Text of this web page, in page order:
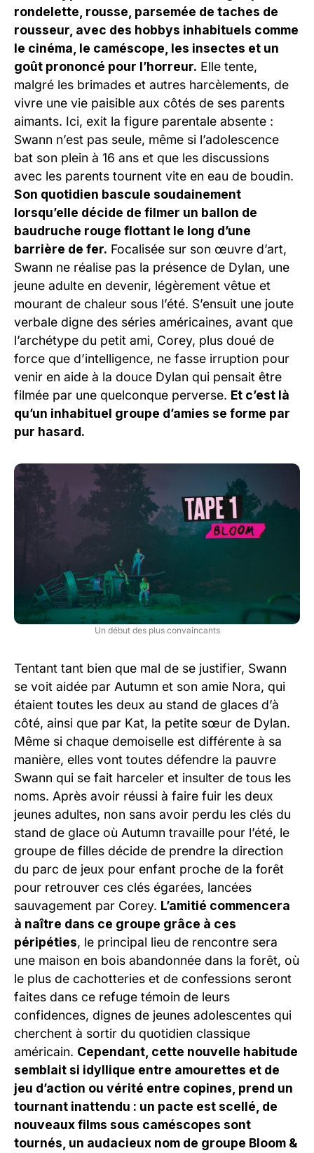
rondelette, rousse, parsemée de taches de
rousseur, avec des hobbys inhabituels comme
le cinéma, le caméscope, les insectes et un
goût prononcé pour l’horreur. Elle tente,
malgré les brimades et autres harcèlements, de
vivre une vie paisible aux côtés de ses parents
aimants. Ici, exit la figure parentale absente :
Swann n’est pas seule, même si l’adolescence
bat son plein à 16 ans et que les discussions
avec les parents tournent vite en eau de boudin.
Son quotidien bascule soudainement
lorsqu’elle décide de filmer un ballon de
baudruche rouge flottant le long d’une
barrière de fer. Focalisée sur son œuvre d’art,
Swann ne réalise pas la présence de Dylan, une
jeune adulte en devenir, légèrement vêtue et
mourant de chaleur sous l’été. S’ensuit une joute
verbale digne des séries américaines, avant que
l’archétype du petit ami, Corey, plus doué de
force que d’intelligence, ne fasse irruption pour
venir en aide à la douce Dylan qui pensait être
filmée par une quelconque perverse. Et c’est là
qu’un inhabituel groupe d’amies se forme par
pur hasard.
Un début des plus convaincants
Tentant tant bien que mal de se justifier, Swann
se voit aidée par Autumn et son amie Nora, qui
étaient toutes les deux au stand de glaces d’à
côté, ainsi que par Kat, la petite sœur de Dylan.
Même si chaque demoiselle est différente à sa
manière, elles vont toutes défendre la pauvre
Swann qui se fait harceler et insulter de tous les
noms. Après avoir réussi à faire fuir les deux
jeunes adultes, non sans avoir perdu les clés du
stand de glace où Autumn travaille pour l’été, le
groupe de filles décide de prendre la direction
du parc de jeux pour enfant proche de la forêt
pour retrouver ces clés égarées, lancées
sauvagement par Corey. L’amitié commencera
à naître dans ce groupe grâce à ces
péripéties, le principal lieu de rencontre sera
une maison en bois abandonnée dans la forêt, où
le plus de cachotteries et de confessions seront
faites dans ce refuge témoin de leurs
confidences, dignes de jeunes adolescentes qui
cherchent à sortir du quotidien classique
américain. Cependant, cette nouvelle habitude
semblait si idyllique entre amourettes et de
jeu d’action ou vérité entre copines, prend un
tournant inattendu : un pacte est scellé, de
nouveaux films sous caméscopes sont
tournés, un audacieux nom de groupe Bloom &